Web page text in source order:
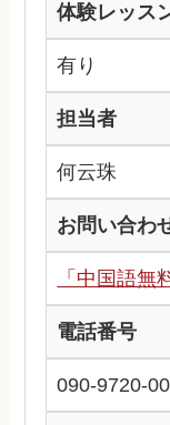
体験レッス
有り
担当者
何云珠
お問い合わ
「中国語無
電話番号
090-9720-